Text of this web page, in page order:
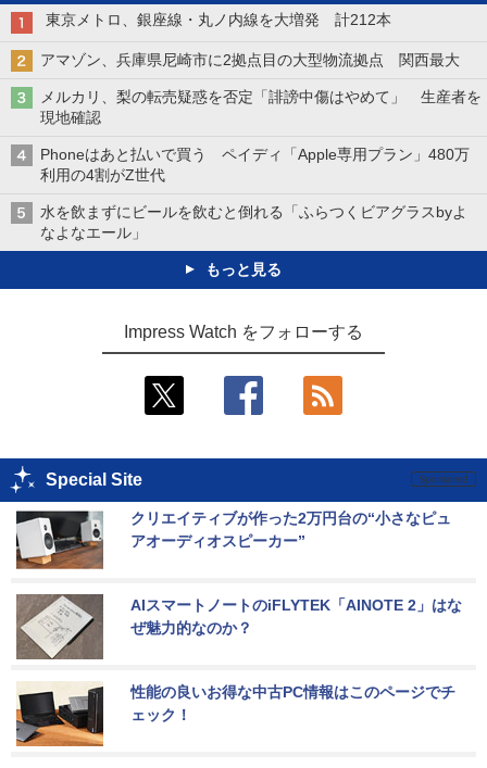
東京メトロ、銀座線・丸ノ内線を大増発 計212本
アマゾン、兵庫県尼崎市に2拠点目の大型物流拠点 関西最大
メルカリ、梨の転売疑惑を否定「誹謗中傷はやめて」 生産者を
現地確認
Phoneはあと払いで買う ペイディ「Apple専用プラン」480万
利用の4割がZ世代
水を飲まずにビールを飲むと倒れる「ふらつくビアグラスbyよ
なよなエール」
もっと見る
Impress Watch をフォローする
Special Site
クリエイティブが作った2万円台の“小さなピュ
アオーディオスピーカー”
AIスマートノートのiFLYTEK「AINOTE 2」はな
ぜ魅力的なのか？
性能の良いお得な中古PC情報はこのページでチ
ェック！